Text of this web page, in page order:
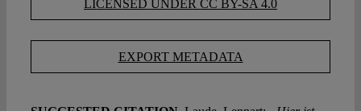
LICENSED UNDER CC BY-SA 4.0
EXPORT METADATA